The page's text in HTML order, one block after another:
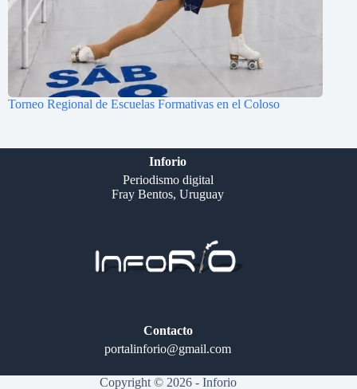
Torneo Regional de Escuelas Formativas en el Coloso
Inforio
Periodismo digital
Fray Bentos, Uruguay
Contacto
portalinforio@gmail.com
Copyright © 2026 - Inforio